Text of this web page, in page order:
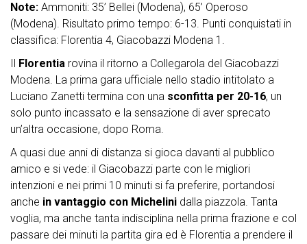
Note: Ammoniti: 35’ Bellei (Modena), 65’ Operoso
(Modena). Risultato primo tempo: 6-13. Punti conquistati in
classifica: Florentia 4, Giacobazzi Modena 1.
Il Florentia rovina il ritorno a Collegarola del Giacobazzi
Modena. La prima gara ufficiale nello stadio intitolato a
Luciano Zanetti termina con una sconfitta per 20-16, un
solo punto incassato e la sensazione di aver sprecato
un’altra occasione, dopo Roma.
A quasi due anni di distanza si gioca davanti al pubblico
amico e si vede: il Giacobazzi parte con le migliori
intenzioni e nei primi 10 minuti si fa preferire, portandosi
anche in vantaggio con Michelini dalla piazzola. Tanta
voglia, ma anche tanta indisciplina nella prima frazione e col
passare dei minuti la partita gira ed è Florentia a prendere il